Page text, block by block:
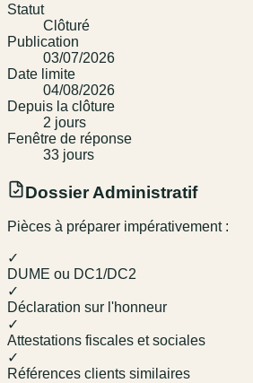
Statut
Clôturé
Publication
03/07/2026
Date limite
04/08/2026
Depuis la clôture
2 jours
Fenêtre de réponse
33 jours
Dossier Administratif
Pièces à préparer impérativement :
✓
DUME ou DC1/DC2
✓
Déclaration sur l'honneur
✓
Attestations fiscales et sociales
✓
Références clients similaires